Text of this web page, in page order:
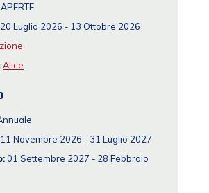
20 Luglio 2026 - 13 Ottobre 2026
Alice
11 Novembre 2026 - 31 Luglio 2027
01 Settembre 2027 - 28 Febbraio